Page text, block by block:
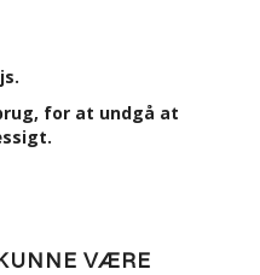
for at undgå at
VÆRE